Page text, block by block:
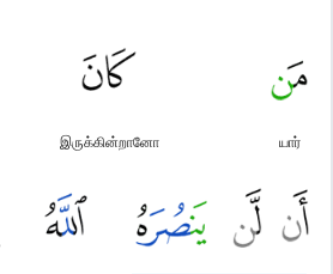
யார்
இருக்கின்றானோ